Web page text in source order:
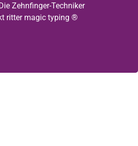
Zehnfinger-Techniker
ritter magic typing ®